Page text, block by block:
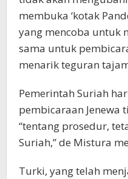
membuka ‘kotak
yang mencoba untuk
sama untuk
menarik teguran
Pemerintah Suriah
pembicaraan Jenewa
“tentang prosedur,
Suriah,” de Mistura
Turki, yang telah